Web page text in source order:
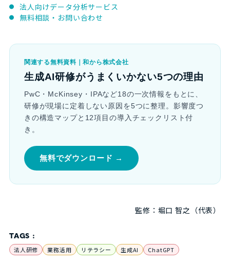
法人向けデータ分析サービス
無料相談・お問い合わせ
関連する無料資料｜和から株式会社
生成AI研修がうまくいかない5つの理由
PwC・McKinsey・IPAなど18の一次情報をもとに、
研修が現場に定着しない原因を5つに整理。影響度つ
きの構造マップと12項目の導入チェックリスト付
き。
無料でダウンロード →
監修：堀口 智之（代表）
TAGS :
法人研修 業務活用 リテラシー 生成AI ChatGPT